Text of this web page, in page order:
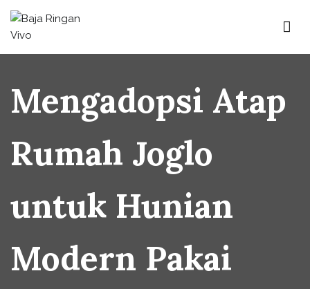
Skip
content
Baja Ringan Vivo
Website Baja Ringan Vivo
Mengadopsi Atap
Rumah Joglo
untuk Hunian
Modern Pakai